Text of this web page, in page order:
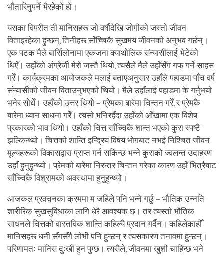
भौंतारिनुपर्ने भैरहेको हो।
यसका विपरीत ती मानिसहरू जो वर्षौदेखि जोगीको जस्तो जीवन
विताइरहेका हुन्छन्, तिनीहरू साँच्चिकै सुखमय जीवनको अनुभव गर्छन्।
एक पटक मैले बार्सिलोनामा एकजना क्याथोलिक संन्यासीलाई भेटेको
थिएँ। उहाँको अंग्रेजी मेरो जस्तै थियो, त्यसैले मैले उहाँसँग गफ गर्ने साहस
गरेँ। कार्यक्रमका आयोजकले मलाई बताएअनुसार उहाँले पहाडमा पाँच वर्ष
संन्यासीको जीवन विताउनुभएको थियो। मैले उहाँलाई पहाडमा के गर्नुभयो
भनेर सोधेँ। उहाँको उत्तर थियो – प्रेमका बारेमा चिन्तन गरेँ, र प्रेमकै
बारेमा ध्यान साधना गरेँ। त्यसो भनिरहँदा उहाँको आँखामा एक विशेष
प्रकारको भाव थियो। उहाँको चित्त साँच्चिकै शान्त भएको कुरा स्पष्टै
झल्किन्थ्यो। चित्तको शान्ति इन्द्रिय विषय भोगबाट नभई निश्चित जीवन
मूल्यहरूको विकासद्वारा प्राप्त गर्न सकिन्छ भन्ने कुराको ज्वलन्त उदाहरण
उहाँ हुनुहुन्थ्यो। प्रेमको बारेमा निरन्तर चिन्तन गरेका कारण उहाँ भित्रैबाट
साँच्चिकै विश्रामको अवस्थामा हुनुहुन्थ्यो।
आजकल प्रवचनका क्रममा म जहिले पनि भन्ने गर्छु – भौतिक उन्नति
शारीरिक सुखसुविधाका लागि धेरै आवश्यक छ। तर त्यस्तो भौतिक
साधनले चित्तको वास्तविक शान्ति कहिल्यै प्रदान गर्दैन। कहिलेकाहीँ
मानिसहरू धनी सँगसँगै लोभी पनि हुन्छन् र त्यसकारण तनावमा हुन्छन्।
परिणामतः मानिस दुःखी हुन पुग्छ। त्यसैले, जीवनमा खुशी चाहिन्छ भने